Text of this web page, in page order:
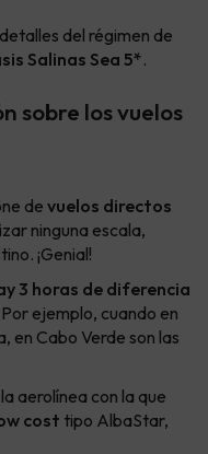
del régimen de
Salinas Sea 5*.
sobre los vuelos
de vuelos directos
ninguna escala,
¡Genial!
3 horas de diferencia
Por ejemplo, cuando en
en Cabo Verde son las
aerolínea con la que
cost tipo AlbaStar,